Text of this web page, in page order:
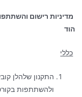
מדיניות רישום
הוד
כללי
התקנון שלהלן
ולהשתתפות